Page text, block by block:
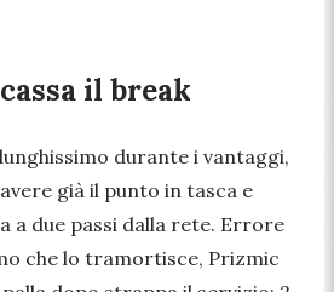
il break
durante i vantaggi,
già il punto in tasca e
a due passi dalla rete. Errore
che lo tramortisce, Prizmic